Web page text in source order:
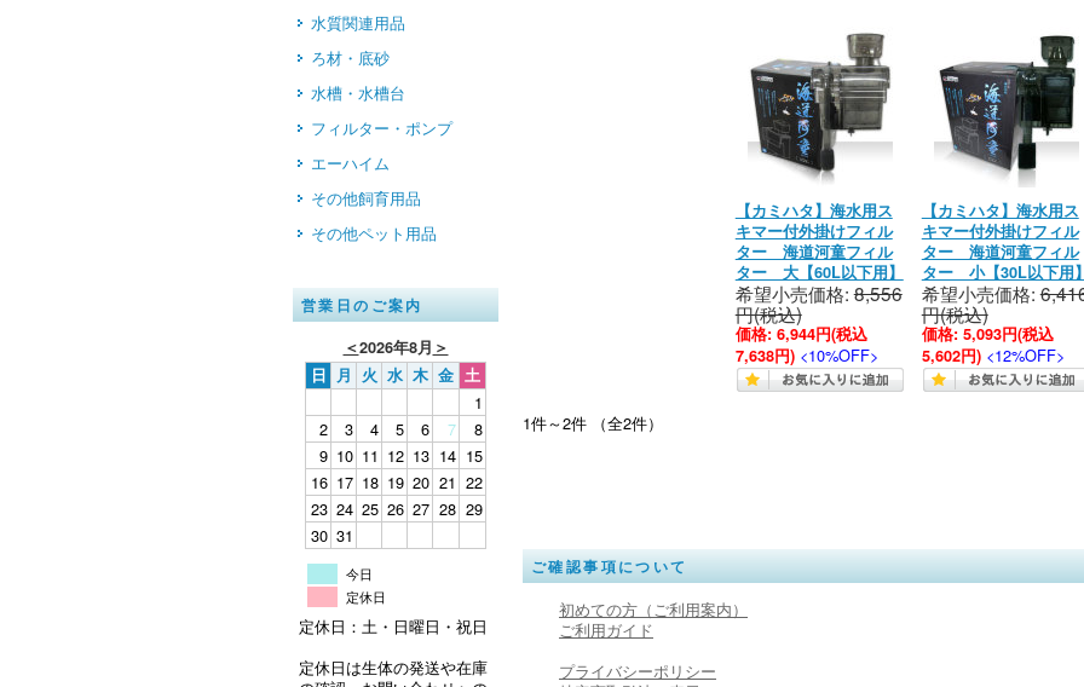
水質関連用品
ろ材・底砂
水槽・水槽台
フィルター・ポンプ
エーハイム
その他飼育用品
その他ペット用品
営業日のご案内
＜2026年8月 ＞
日
月 火 水 木 金 土
1
2
3 4 5 6 7
8
9 10 11 12 13 14 15
16 17 18 19 20 21 22
23 24 25 26 27 28 29
30 31
今日
定休日
定休日：土・日曜日・祝日
定休日は生体の発送や在庫
【カミハタ】海水用ス
キマー付外掛けフィル
ター 海道河童フィル
ター 大【60L以下用】
希望小売価格:8,556
円(税込)
価格: 6,944円(税込
7,638円) <10%OFF>
【カミハタ】海水用ス
キマー付外掛けフィル
ター 海道河童フィル
ター 小【30L以下用】
希望小売価格:
円(税込)
価格: 5,093円(税込
5,602円) <12%OFF>
1件～2件 （全2件）
ご確認事項について
初めての方（ご利用案内）
ご利用ガイド
プライバシーポリシー